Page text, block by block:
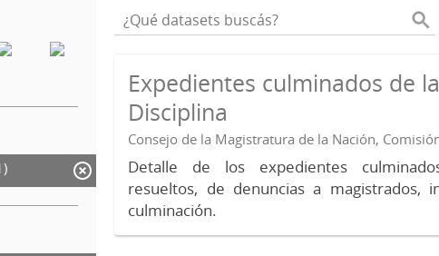
Expedientes culminados de
Disciplina
Consejo de la Magistratura de la Nación,
Detalle de los expedientes
resueltos, de denuncias a magistrados,
culminación.